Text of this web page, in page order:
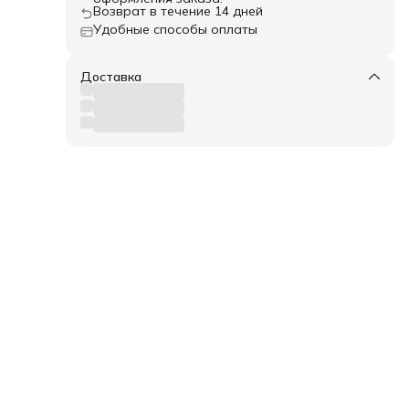
Возврат в течение 14 дней
Удобные способы оплаты
Доставка